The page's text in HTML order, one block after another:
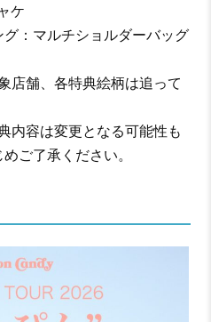
ケ
グ：マルチショルダーバッグ
店舗、各特典絵柄は追って
内容は変更となる可能性も
ご了承ください。